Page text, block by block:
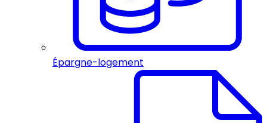
Épargne-logement